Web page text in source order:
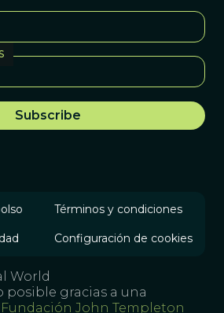
Términos y condiciones
Configuración de cookies
World
posible gracias a una
Fundación John Templeton